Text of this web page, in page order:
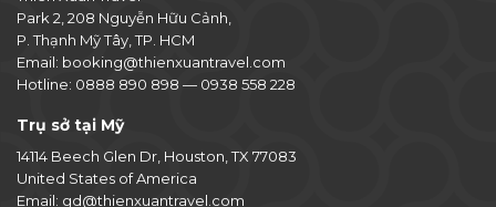
Park 2, 208 Nguyễn Hữu Cảnh,
P. Thạnh Mỹ Tây, TP. HCM
Email: booking@thienxuantravel.com
Hotline: 0888 890 898 — 0938 558 228
Trụ sở tại Mỹ
14114 Beech Glen Dr, Houston, TX 77083
United States of America
Email: gd@thienxuantravel.com